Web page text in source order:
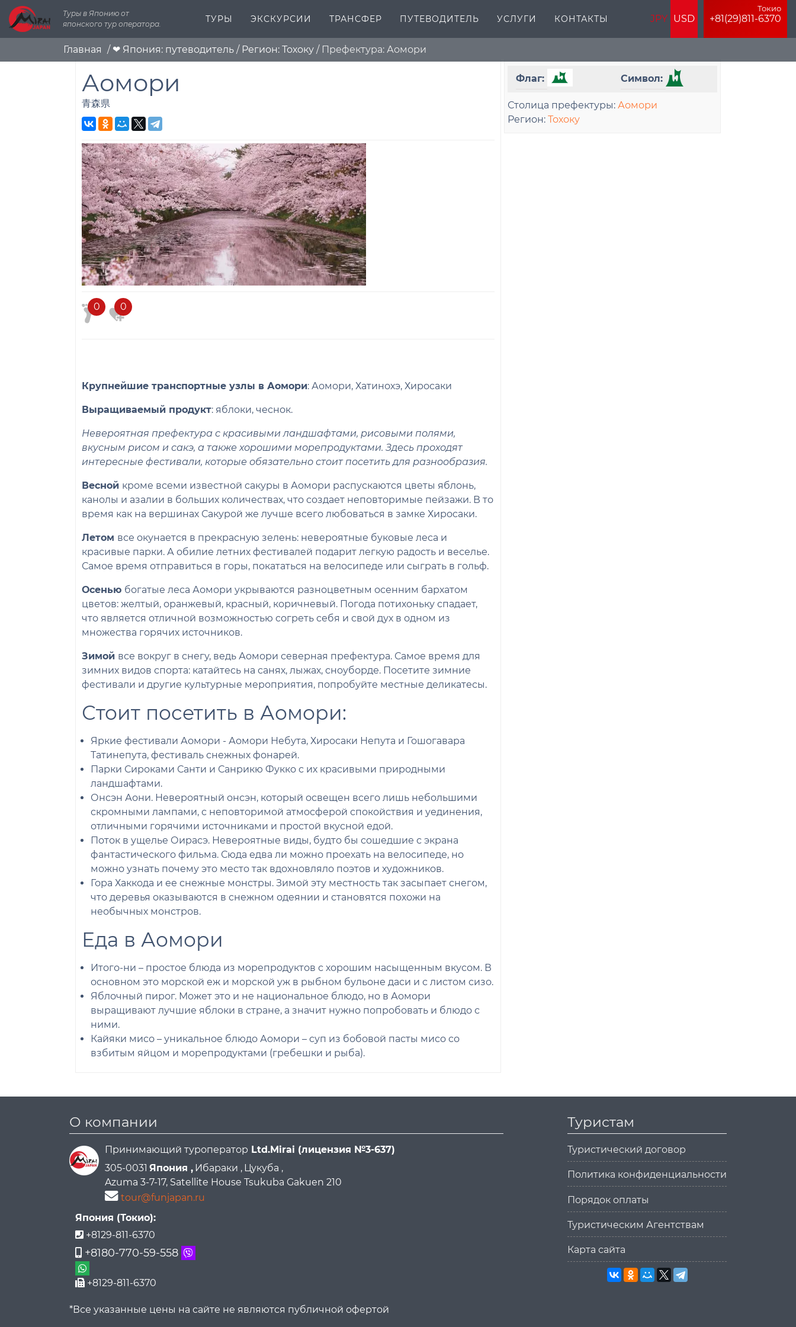
Туры в Японию от
японского тур оператора.
ТУРЫ ЭКСКУРСИИ ТРАНСФЕР ПУТЕВОДИТЕЛЬ УСЛУГИ КОНТАКТЫ JPY USD
Токио
+81(29)811-6370
Главная / ❤ Япония: путеводитель / Регион: Тохоку / Префектура: Аомори
Аомори
青森県
0 0
Крупнейшие транспортные узлы в Аомори: Аомори, Хатинохэ, Хиросаки
Выращиваемый продукт: яблоки, чеснок.
Невероятная префектура с красивыми ландшафтами, рисовыми полями,
вкусным рисом и сакэ, а также хорошими морепродуктами. Здесь проходят
интересные фестивали, которые обязательно стоит посетить для разнообразия.
Весной кроме всеми известной сакуры в Аомори распускаются цветы яблонь,
канолы и азалии в больших количествах, что создает неповторимые пейзажи. В то
время как на вершинах Сакурой же лучше всего любоваться в замке Хиросаки.
Летом все окунается в прекрасную зелень: невероятные буковые леса и
красивые парки. А обилие летних фестивалей подарит легкую радость и веселье.
Самое время отправиться в горы, покататься на велосипеде или сыграть в гольф.
Осенью богатые леса Аомори укрываются разноцветным осенним бархатом
цветов: желтый, оранжевый, красный, коричневый. Погода потихоньку спадает,
что является отличной возможностью согреть себя и свой дух в одном из
множества горячих источников.
Зимой все вокруг в снегу, ведь Аомори северная префектура. Самое время для
зимних видов спорта: катайтесь на санях, лыжах, сноуборде. Посетите зимние
фестивали и другие культурные мероприятия, попробуйте местные деликатесы.
Стоит посетить в Аомори:
Яркие фестивали Аомори - Аомори Небута, Хиросаки Непута и Гошогавара
Татинепута, фестиваль снежных фонарей.
Парки Сироками Санти и Санрикю Фукко с их красивыми природными
ландшафтами.
Онсэн Аони. Невероятный онсэн, который освещен всего лишь небольшими
скромными лампами, с неповторимой атмосферой спокойствия и уединения,
отличными горячими источниками и простой вкусной едой.
Поток в ущелье Оирасэ. Невероятные виды, будто бы сошедшие с экрана
фантастического фильма. Сюда едва ли можно проехать на велосипеде, но
можно узнать почему это место так вдохновляло поэтов и художников.
Гора Хаккода и ее снежные монстры. Зимой эту местность так засыпает снегом,
что деревья оказываются в снежном одеянии и становятся похожи на
необычных монстров.
Еда в Аомори
Итого-ни – простое блюда из морепродуктов с хорошим насыщенным вкусом. В
основном это морской еж и морской уж в рыбном бульоне даси и с листом сизо.
Яблочный пирог. Может это и не национальное блюдо, но в Аомори
выращивают лучшие яблоки в стране, а значит нужно попробовать и блюдо с
ними.
Кайяки мисо – уникальное блюдо Аомори – суп из бобовой пасты мисо со
взбитым яйцом и морепродуктами (гребешки и рыба).
Флаг: Символ:
Столица префектуры:Аомори
Регион:Тохоку
О компании
Принимающий туроператор Ltd.Mirai (лицензия №3-637)
305-0031 Япония , Ибараки , Цукуба ,
Azuma 3-7-17, Satellite House Tsukuba Gakuen 210
tour@funjapan.ru
Япония (Токио):
+8129-811-6370
+8180-770-59-558
+8129-811-6370
*Все указанные цены на сайте не являются публичной офертой
Туристам
Туристический договор
Политика конфиденциальности
Порядок оплаты
Туристическим Агентствам
Карта сайта